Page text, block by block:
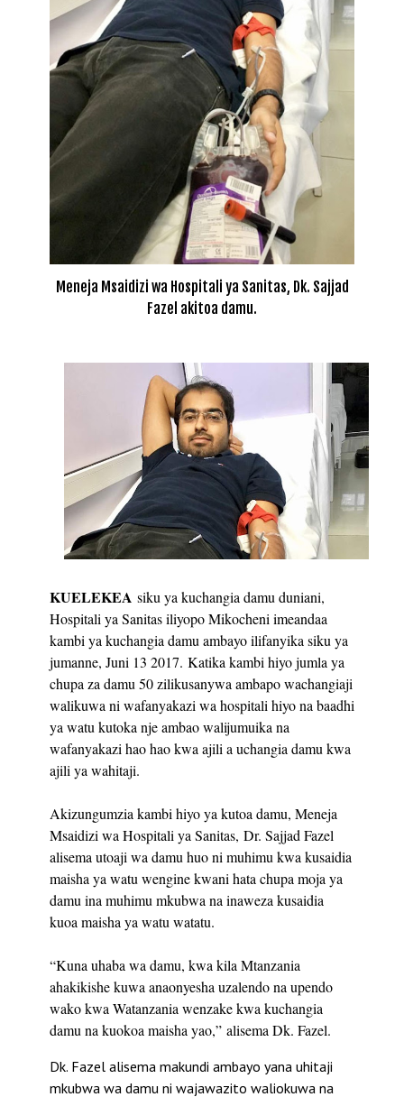
Meneja Msaidizi wa Hospitali ya Sanitas, Dk. Sajjad
Fazel akitoa damu.
KUELEKEA siku ya kuchangia damu duniani,
Hospitali ya Sanitas iliyopo Mikocheni imeandaa
kambi ya kuchangia damu ambayo ilifanyika siku ya
jumanne, Juni 13 2017. Katika kambi hiyo jumla ya
chupa za damu 50 zilikusanywa ambapo wachangiaji
walikuwa ni wafanyakazi wa hospitali hiyo na baadhi
ya watu kutoka nje ambao walijumuika na
wafanyakazi hao hao kwa ajili a uchangia damu kwa
ajili ya wahitaji.
Akizungumzia kambi hiyo ya kutoa damu, Meneja
Msaidizi wa Hospitali ya Sanitas, Dr. Sajjad Fazel
alisema utoaji wa damu huo ni muhimu kwa kusaidia
maisha ya watu wengine kwani hata chupa moja ya
damu ina muhimu mkubwa na inaweza kusaidia
kuoa maisha ya watu watatu.
“Kuna uhaba wa damu, kwa kila Mtanzania
ahakikishe kuwa anaonyesha uzalendo na upendo
wako kwa Watanzania wenzake kwa kuchangia
damu na kuokoa maisha yao,” alisema Dk. Fazel.
Dk. Fazel alisema makundi ambayo yana uhitaji
mkubwa wa damu ni wajawazito waliokuwa na